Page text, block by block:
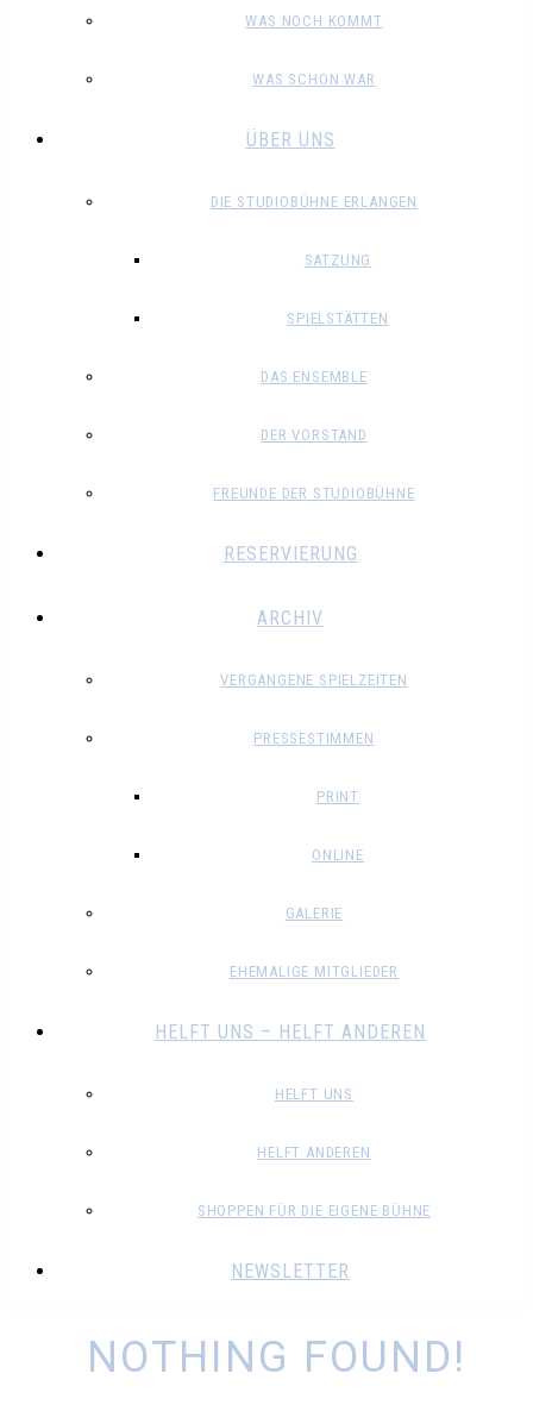
WAS NOCH KOMMT
WAS SCHON WAR
ÜBER UNS
DIE STUDIOBÜHNE ERLANGEN
SATZUNG
SPIELSTÄTTEN
DAS ENSEMBLE
DER VORSTAND
FREUNDE DER STUDIOBÜHNE
RESERVIERUNG
ARCHIV
VERGANGENE SPIELZEITEN
PRESSESTIMMEN
PRINT
ONLINE
GALERIE
EHEMALIGE MITGLIEDER
HELFT UNS – HELFT ANDEREN
HELFT UNS
HELFT ANDEREN
SHOPPEN FÜR DIE EIGENE BÜHNE
NEWSLETTER
NOTHING FOUND!